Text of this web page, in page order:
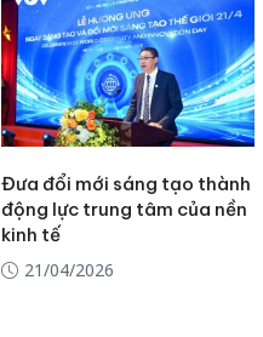
Đưa đổi mới sáng tạo thành
động lực trung tâm của nền
kinh tế
21/04/2026